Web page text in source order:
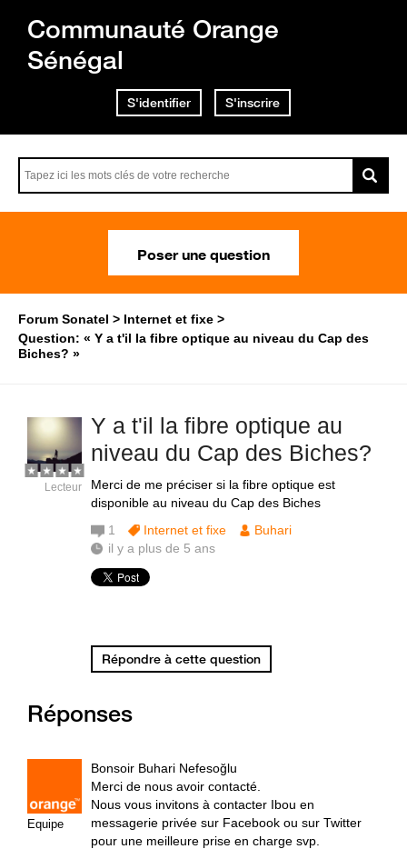
Communauté Orange
Sénégal
S'identifier S'inscrire
Poser une question
Forum Sonatel
Internet et fixe
Question: « Y a t'il la fibre optique au niveau du Cap des
Biches? »
Y a t'il la fibre optique au
niveau du Cap des Biches?
Merci de me préciser si la fibre optique est
disponible au niveau du Cap des Biches
Lecteur
1 Internet et fixe
Buhari
il y a plus de 5 ans
Répondre à cette question
Réponses
Equipe
Bonsoir Buhari Nefesoğlu
Merci de nous avoir contacté.
Nous vous invitons à contacter Ibou en
messagerie privée sur Facebook ou sur Twitter
pour une meilleure prise en charge svp.